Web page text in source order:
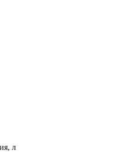
л